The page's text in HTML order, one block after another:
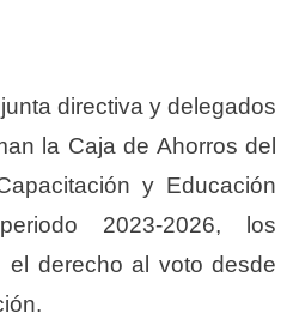
directiva y delegados
la Caja de Ahorros del
y Educación
2023-2026, los
el derecho al voto desde